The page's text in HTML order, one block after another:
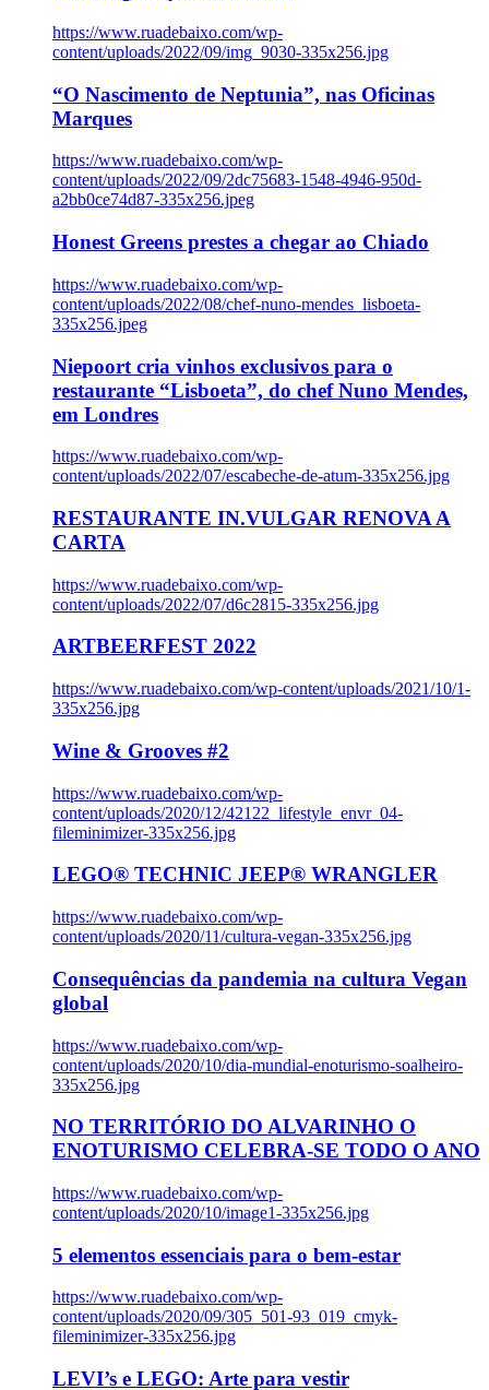
https://www.ruadebaixo.com/wp-
content/uploads/2022/09/img_9030-335x256.jpg
“O Nascimento de Neptunia”, nas Oficinas
Marques
https://www.ruadebaixo.com/wp-
content/uploads/2022/09/2dc75683-1548-4946-950d-
a2bb0ce74d87-335x256.jpeg
Honest Greens prestes a chegar ao Chiado
https://www.ruadebaixo.com/wp-
content/uploads/2022/08/chef-nuno-mendes_lisboeta-
335x256.jpeg
Niepoort cria vinhos exclusivos para o
restaurante “Lisboeta”, do chef Nuno Mendes,
em Londres
https://www.ruadebaixo.com/wp-
content/uploads/2022/07/escabeche-de-atum-335x256.jpg
RESTAURANTE IN.VULGAR RENOVA A
CARTA
https://www.ruadebaixo.com/wp-
content/uploads/2022/07/d6c2815-335x256.jpg
ARTBEERFEST 2022
https://www.ruadebaixo.com/wp-content/uploads/2021/10/1-
335x256.jpg
Wine & Grooves #2
https://www.ruadebaixo.com/wp-
content/uploads/2020/12/42122_lifestyle_envr_04-
fileminimizer-335x256.jpg
LEGO® TECHNIC JEEP® WRANGLER
https://www.ruadebaixo.com/wp-
content/uploads/2020/11/cultura-vegan-335x256.jpg
Consequências da pandemia na cultura Vegan
global
https://www.ruadebaixo.com/wp-
content/uploads/2020/10/dia-mundial-enoturismo-soalheiro-
335x256.jpg
NO TERRITÓRIO DO ALVARINHO O
ENOTURISMO CELEBRA-SE TODO O ANO
https://www.ruadebaixo.com/wp-
content/uploads/2020/10/image1-335x256.jpg
5 elementos essenciais para o bem-estar
https://www.ruadebaixo.com/wp-
content/uploads/2020/09/305_501-93_019_cmyk-
fileminimizer-335x256.jpg
LEVI’s e LEGO: Arte para vestir